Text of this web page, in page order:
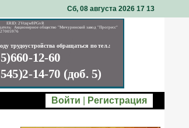
Сб, 08 августа 2026 17 13
Войти Регистрация